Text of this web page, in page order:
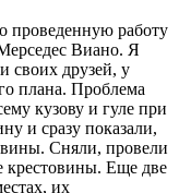
проведенную работу
Виано. Я
своих друзей, у
плана. Проблема
кузову и гуле при
и сразу показали,
Сняли, провели
крестовины. Еще две
их